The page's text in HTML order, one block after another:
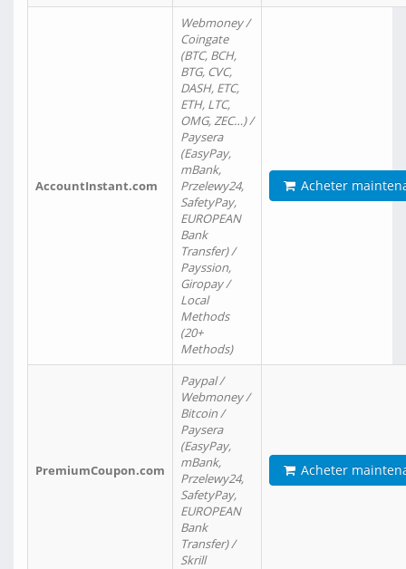
AccountInstant.com
Webmoney /
Coingate
(BTC, BCH,
BTG, CVC,
DASH, ETC,
ETH, LTC,
OMG, ZEC…) /
Paysera
(EasyPay,
mBank,
Przelewy24,
SafetyPay,
EUROPEAN
Bank
Transfer) /
Payssion,
Giropay /
Local
Methods
(20+
Methods)
Acheter
PremiumCoupon.com
Paypal /
Webmoney /
Bitcoin /
Paysera
(EasyPay,
mBank,
Przelewy24,
SafetyPay,
EUROPEAN
Bank
Transfer) /
Skrill
Acheter